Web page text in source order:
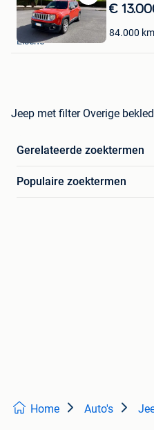
Bewaren
in
Mijn
Favorieten
€
84.000 km
Ben
Elsene
Jeep met filter Overige
Gerelateerde zoektermen
Populaire zoektermen
Home Auto's